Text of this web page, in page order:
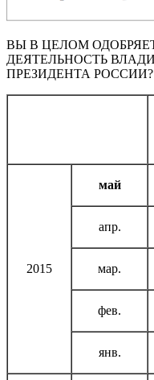
ВЫ В ЦЕЛОМ
ДЕЯТЕЛЬНОСТЬ
ПРЕЗИДЕНТА
2015
май
апр.
мар.
фев.
янв.